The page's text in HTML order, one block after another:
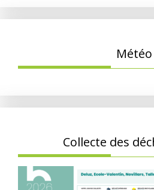
Météo
Collecte des